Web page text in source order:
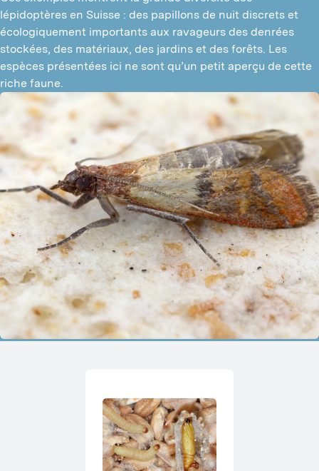
lépidoptères en Suisse : des papillons de nuit discrets et
écologiquement importants aux ravageurs des denrées
stockées, des matériaux, des jardins et des forêts. Les
espèces présentées ici ne sont qu’un petit aperçu de cette
riche faune.